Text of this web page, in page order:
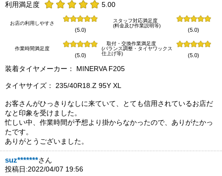
利用満足度
5.00
お店の利用しやすさ
(5.0)
スタッフ対応満足度
(料金及び作業説明等)
(5.0)
作業時間満足度
(5.0)
取付・交換作業満足度
(バランス調整・タイヤワックス
仕上げ等)
(5.0)
装着タイヤメーカー： MINERVA F205
タイヤサイズ： 235/40R18.Z 95Y XL
お客さんがひっきりなしに来ていて、とても信用されているお店だ
なと印象を受けました。
忙しい中、作業時間が予想より掛からなかったので、ありがたかっ
たです。
ありがとうございました。
suz*******さん
投稿日:2022/04/07 19:56